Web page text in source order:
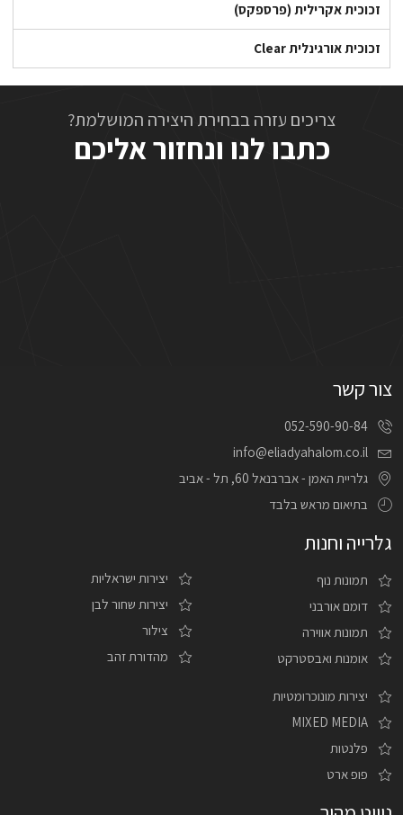
זכוכית אקרילית (פרספקס)
זכוכית אורגינלית Clear
צריכים עזרה בבחירת היצירה המושלמת?
כתבו לנו ונחזור אליכם
צור קשר
052-590-90-84
info@eliadyahalom.co.il
גלריית האמן - אברבנאל 60, תל - אביב
בתיאום מראש בלבד
גלרייה וחנות
תמונות נוף
דומם אורבני
תמונות אווירה
אומנות ואבסטרקט
יצירות ישראליות
יצירות שחור לבן
צילור
מהדורת זהב
יצירות מונוכרומטיות
MIXED MEDIA
פלנטות
פופ ארט